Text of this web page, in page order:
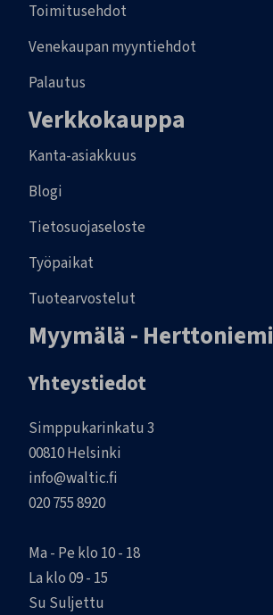
Toimitusehdot
Venekaupan myyntiehdot
Palautus
Verkkokauppa
Kanta-asiakkuus
Blogi
Tietosuojaseloste
Työpaikat
Tuotearvostelut
Myymälä - Herttoniemi
Yhteystiedot
Simppukarinkatu 3
00810 Helsinki
info@waltic.fi
020 755 8920
Ma - Pe klo 10 - 18
La klo 09 - 15
Su Suljettu